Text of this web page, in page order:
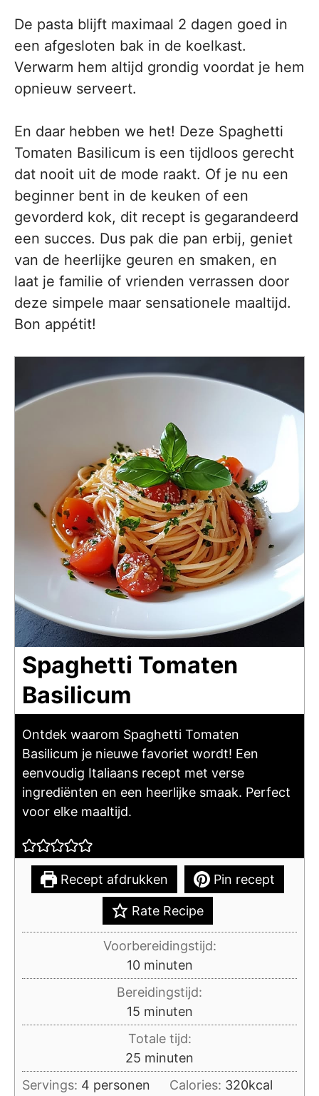
De pasta blijft maximaal 2 dagen goed in
een afgesloten bak in de koelkast.
Verwarm hem altijd grondig voordat je hem
opnieuw serveert.
En daar hebben we het! Deze Spaghetti
Tomaten Basilicum is een tijdloos gerecht
dat nooit uit de mode raakt. Of je nu een
beginner bent in de keuken of een
gevorderd kok, dit recept is gegarandeerd
een succes. Dus pak die pan erbij, geniet
van de heerlijke geuren en smaken, en
laat je familie of vrienden verrassen door
deze simpele maar sensationele maaltijd.
Bon appétit!
Spaghetti Tomaten
Basilicum
Ontdek waarom Spaghetti Tomaten
Basilicum je nieuwe favoriet wordt! Een
eenvoudig Italiaans recept met verse
ingrediënten en een heerlijke smaak. Perfect
voor elke maaltijd.
Recept afdrukken Pin recept
Rate Recipe
Voorbereidingstijd:
10minuten
minuten
Bereidingstijd:
15minuten
minuten
Totale tijd:
25 minuten
minuten
Servings: 4 personen Calories: 320kcal